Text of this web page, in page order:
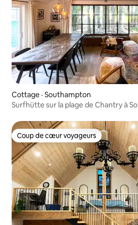
Cottage · Southampton
Surfhütte sur la plage de Chantry à
Coup de cœur voyageurs
Coup de cœur voyageurs